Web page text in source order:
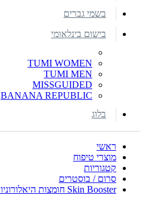
בשמי גברים
בישום בינלאומי
TUMI WOMEN
TUMI MEN
MISSGUIDED
BANANA REPUBLIC
בלוג
ראשי
מוצרי טיפוח
קטגוריות
סרום / בוסטרים
Skin Booster חומצות היאלורוניות 2% מעניק לחות, מונע ומתקן סימני גיל